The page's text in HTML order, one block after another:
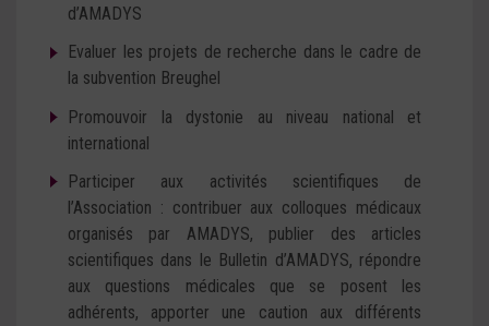
d’AMADYS
Evaluer les projets de recherche dans le cadre de
la subvention Breughel
Promouvoir la dystonie au niveau national et
international
Participer aux activités scientifiques de
l’Association : contribuer aux colloques médicaux
organisés par AMADYS, publier des articles
scientifiques dans le Bulletin d’AMADYS, répondre
aux questions médicales que se posent les
adhérents, apporter une caution aux différents